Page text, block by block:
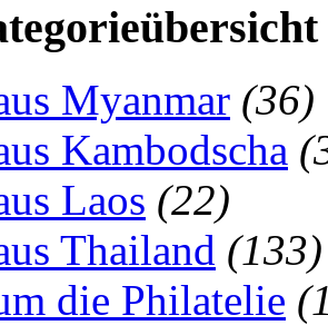
Myanmar (36)
Kambodscha
Laos (22)
Thailand (133)
die Philatelie